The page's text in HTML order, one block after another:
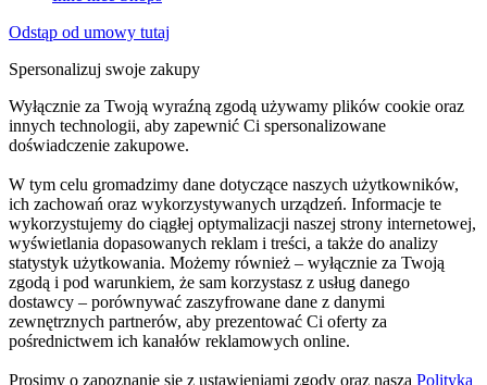
Odstąp od umowy tutaj
Spersonalizuj swoje zakupy
Wyłącznie za Twoją wyraźną zgodą używamy plików cookie oraz
innych technologii, aby zapewnić Ci spersonalizowane
doświadczenie zakupowe.
W tym celu gromadzimy dane dotyczące naszych użytkowników,
ich zachowań oraz wykorzystywanych urządzeń. Informacje te
wykorzystujemy do ciągłej optymalizacji naszej strony internetowej,
wyświetlania dopasowanych reklam i treści, a także do analizy
statystyk użytkowania. Możemy również – wyłącznie za Twoją
zgodą i pod warunkiem, że sam korzystasz z usług danego
dostawcy – porównywać zaszyfrowane dane z danymi
zewnętrznych partnerów, aby prezentować Ci oferty za
pośrednictwem ich kanałów reklamowych online.
Prosimy o zapoznanie się z ustawieniami zgody oraz naszą Polityką